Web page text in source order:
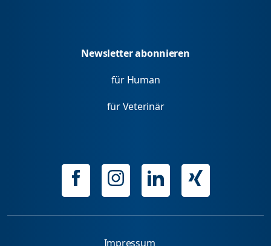
Newsletter abonnieren
für Human
für Veterinär
Impressum